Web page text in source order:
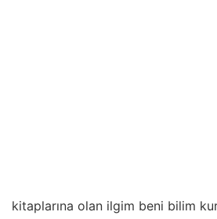
kitaplarına olan ilgim beni bilim